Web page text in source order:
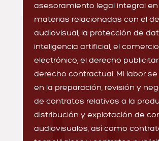
asesoramiento legal integral en
materias relacionadas con el
audiovisual, la protección de
inteligencia artificial, el comercio
electrónico, el derecho
derecho contractual. Mi labor
en la preparación, revisión y
de contratos relativos a la
distribución y explotación de
audiovisuales, así como